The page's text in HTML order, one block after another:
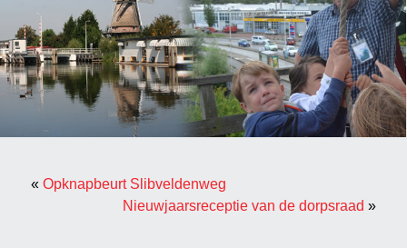
«Opknapbeurt Slibveldenweg
Nieuwjaarsreceptie van de dorpsraad »